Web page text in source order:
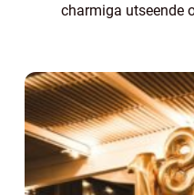
charmiga utseende
en ...